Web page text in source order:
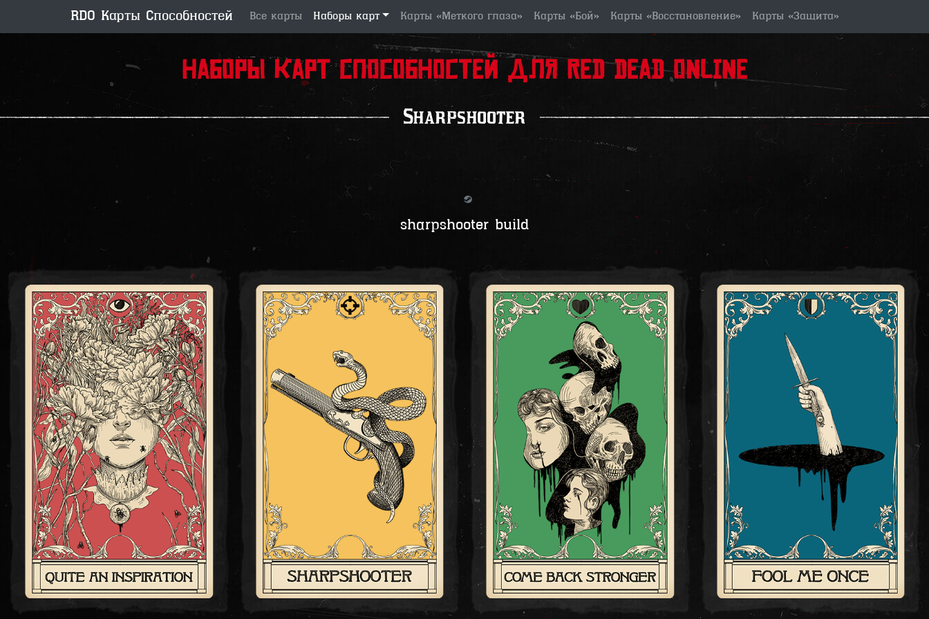
RDO Карты Способностей Все карты Наборы карт Карты «Меткого глаза» Карты «Бой» Карты «Восстановление» Карты «Защита»
Наборы карт способностей для Red Dead Online
Sharpshooter
sharpshooter build